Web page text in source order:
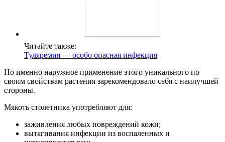
Читайте также:
Туляремия — особо опасная инфекция
Но именно наружное применение этого уникального по
своим свойствам растения зарекомендовало себя с наилучшей
стороны.
Мякоть столетника употребляют для:
заживления любых повреждений кожи;
вытягивания инфекции из воспаленных и